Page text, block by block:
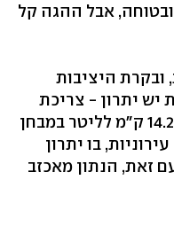
אבל ההגה קל
היציבות
יש יתרון - צריכת
הדלק הייתה הטובה ביותר עם 14.2 ק"מ לליטר במבחן
בו יתרון
זאת, הנתון מאכזב